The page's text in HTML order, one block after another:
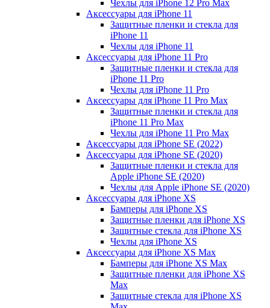
Чехлы для iPhone 12 Pro Max
Аксессуары для iPhone 11
Защитные пленки и стекла для
iPhone 11
Чехлы для iPhone 11
Аксессуары для iPhone 11 Pro
Защитные пленки и стекла для
iPhone 11 Pro
Чехлы для iPhone 11 Pro
Аксессуары для iPhone 11 Pro Max
Защитные пленки и стекла для
iPhone 11 Pro Max
Чехлы для iPhone 11 Pro Max
Аксессуары для iPhone SE (2022)
Аксессуары для iPhone SE (2020)
Защитные пленки и стекла для
Apple iPhone SE (2020)
Чехлы для Apple iPhone SE (2020)
Аксессуары для iPhone ХS
Бамперы для iPhone ХS
Защитные пленки для iPhone ХS
Защитные стекла для iPhone ХS
Чехлы для iPhone ХS
Аксессуары для iPhone ХS Max
Бамперы для iPhone XS Max
Защитные пленки для iPhone XS
Max
Защитные стекла для iPhone XS